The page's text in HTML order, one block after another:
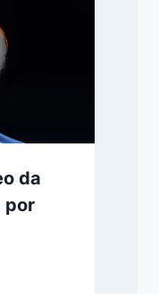
da
por